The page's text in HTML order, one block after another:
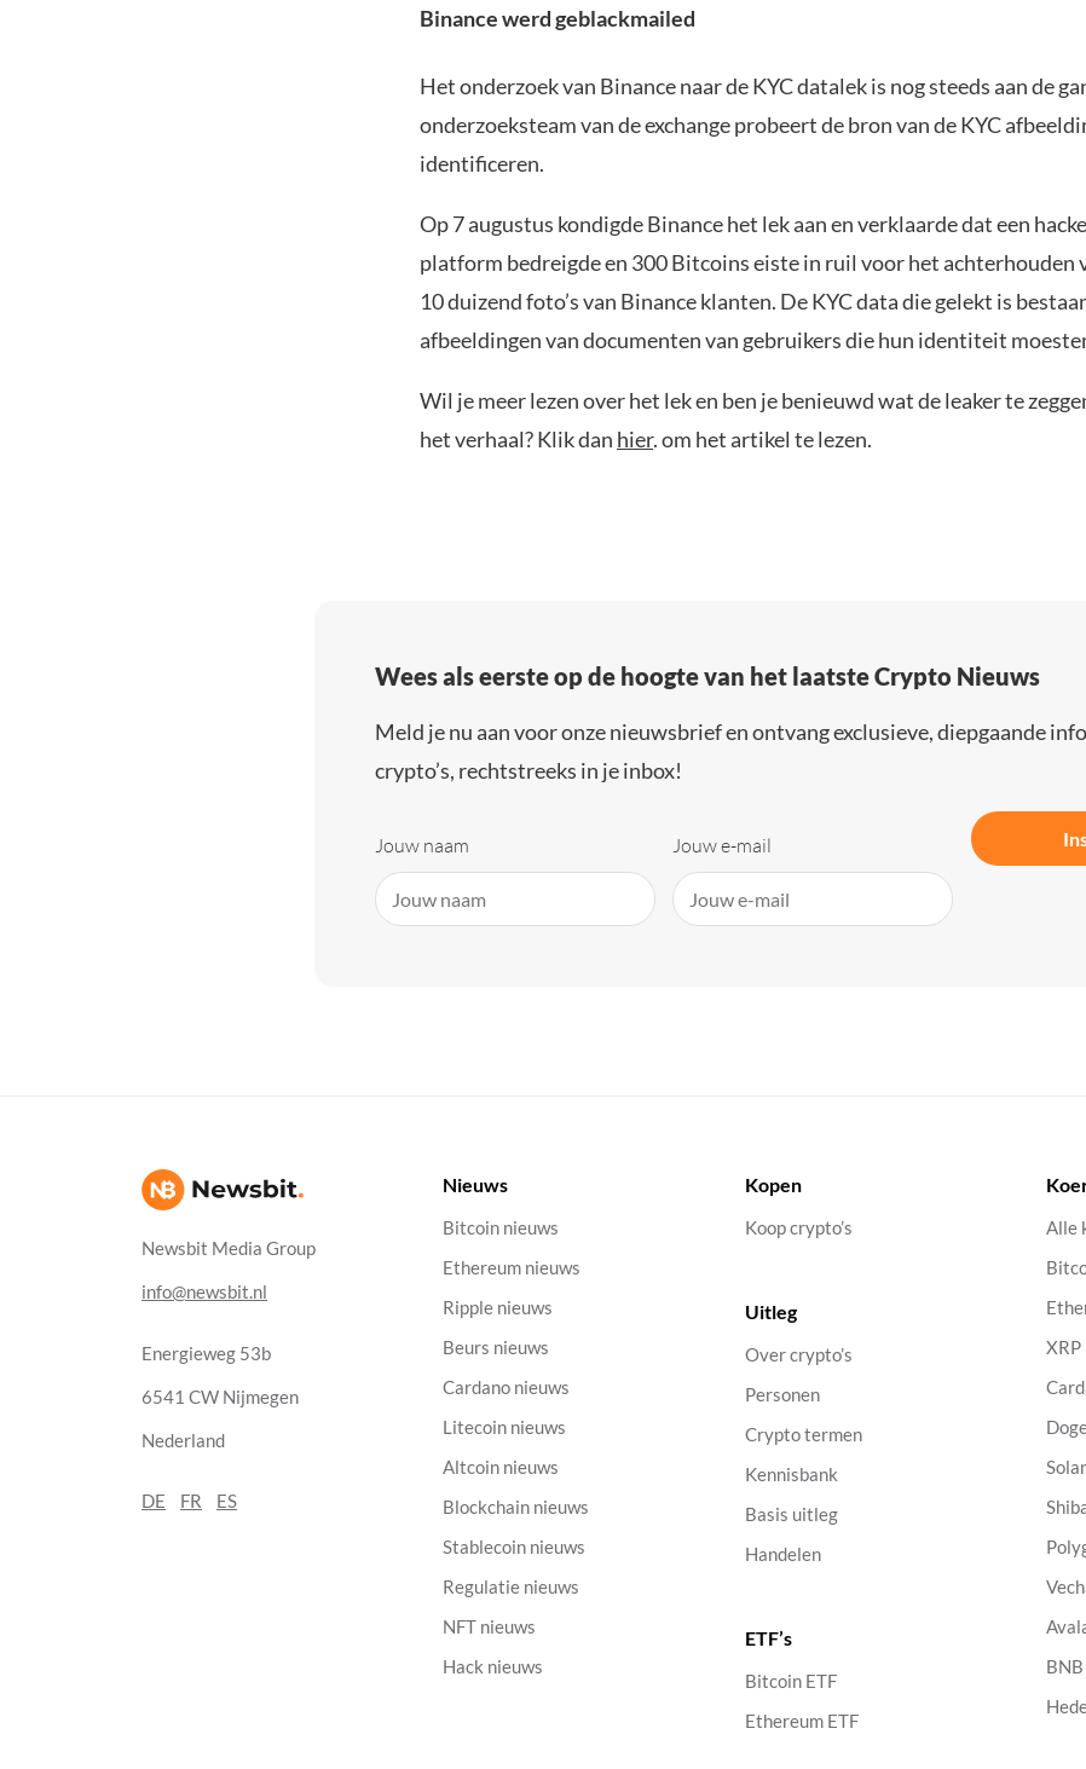
Binance werd geblackmailed
Het onderzoek van Binance naar de KYC datalek is nog steeds aan de
onderzoeksteam van de exchange probeert de bron van de KYC
identificeren.
Op 7 augustus kondigde Binance het lek aan en verklaarde dat een
platform bedreigde en 300 Bitcoins eiste in ruil voor het achterhouden
10 duizend foto’s van Binance klanten. De KYC data die gelekt is
afbeeldingen van documenten van gebruikers die hun identiteit
Wil je meer lezen over het lek en ben je benieuwd wat de leaker te
het verhaal? Klik dan hier. om het artikel te lezen.
Wees als eerste op de hoogte van het laatste Crypto Nieuws
Meld je nu aan voor onze nieuwsbrief en ontvang exclusieve, diepgaande
crypto’s, rechtstreeks in je inbox!
Jouw naam Jouw e-mail
Newsbit Media Group
info@newsbit.nl
Energieweg 53b
6541 CW Nijmegen
Nederland
DE FR ES
Nieuws
Bitcoin nieuws
Ethereum nieuws
Ripple nieuws
Beurs nieuws
Cardano nieuws
Litecoin nieuws
Altcoin nieuws
Blockchain nieuws
Stablecoin nieuws
Regulatie nieuws
NFT nieuws
Hack nieuws
Kopen
Koop crypto’s
Uitleg
Over crypto’s
Personen
Crypto termen
Kennisbank
Basis uitleg
Handelen
ETF’s
Bitcoin ETF
Ethereum ETF
Alle
XRP
BNB